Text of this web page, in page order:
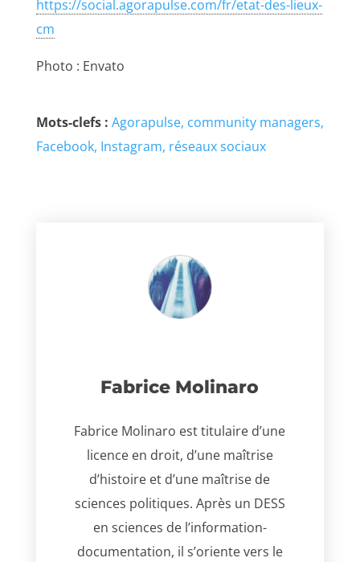
https://social.agorapulse.com/fr/etat-des-lieux-
cm
Photo : Envato
Mots-clefs : Agorapulse community managers
Facebook Instagram réseaux sociaux
Fabrice Molinaro
Fabrice Molinaro est titulaire d’une
licence en droit, d’une maîtrise
d’histoire et d’une maîtrise de
sciences politiques. Après un DESS
en sciences de l’information-
documentation, il s’oriente vers le